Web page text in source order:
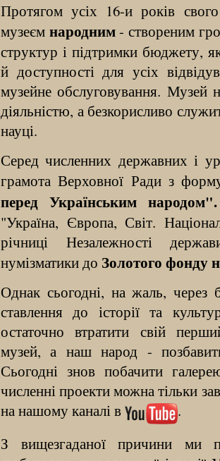
Протягом усіх 16-и років
музеєм народним- створеним
структур і підтримки бюджету,
й доступності для усіх
музейне обслуговування. Музей
діяльністю, а безкорисливо
науці.
Серед численних державних і
грамота Верховної Ради з
перед Українським народом".
"Україна, Європа, Світ.
річниці Незалежності
нумізматики до Золотого фонду
Однак сьогодні, на жаль, через
ставлення до історії та
остаточно втратити свій
музей, а наш народ -
Сьогодні знов побачити
численні проекти можна тільки
на нашому каналі в
.
З вищезгаданої причини ми